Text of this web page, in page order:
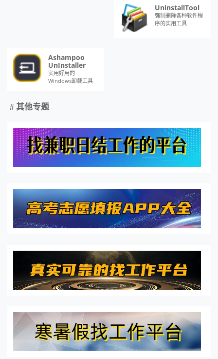
UninstallTool
强制删除各种软件程
序的实用工具
Ashampoo
UnInstaller
实用好用的
Windows卸载工具
# 其他专题
就让小编来为用户们推荐一些优质的平台，保证岗位都是真
实可靠的，唯一要记住的是不要在平台之外被骗，不然平台
也无法帮助你。日结兼职工作非常适合宝妈和大学生做一
做，在目前的就业情况呢，不少待业的朋友也可以做一做，
报志愿的任务，填报志愿是至关重要的，关乎你上到哪一所
大学，所以今天小编为大家带来了一系列的高考志愿填报
APP，这些平台中有详细的院校各大数据，能够分析出你的
分数线上哪所大学好一些，让考生和家长获得一定的参考帮
资机库小编为网友们推荐真实可靠的找工作平台，是现在口
碑流量都不错的一些求职招聘平台，求职和招聘的需求都可
以在这里发布，企业可以找到自己想要的员工，求职者也可
以筛选自己心仪的工作岗位投递简历，沟通完成后就可以上